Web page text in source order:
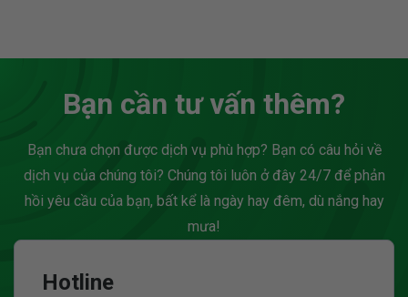
Bạn cần tư vấn thêm?
Bạn chưa chọn được dịch vụ phù hợp? Bạn có câu hỏi về
dịch vụ của chúng tôi? Chúng tôi luôn ở đây 24/7 để phản
hồi yêu cầu của bạn, bất kể là ngày hay đêm, dù nắng hay
mưa!
Hotline